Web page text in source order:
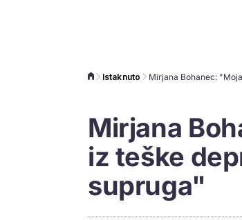
Istaknuto
Mirjana
iz teške
supruga"